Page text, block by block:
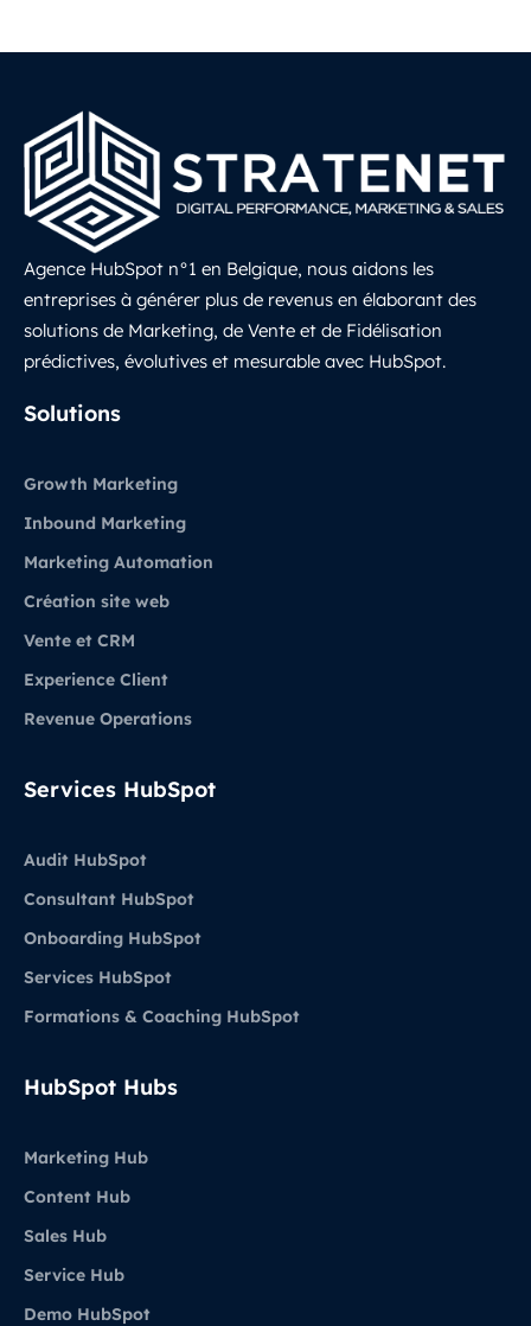
Agence HubSpot n°1 en Belgique, nous aidons les
entreprises à générer plus de revenus en élaborant des
solutions de Marketing, de Vente et de Fidélisation
prédictives, évolutives et mesurable avec HubSpot.
Solutions
Growth Marketing
Inbound Marketing
Marketing Automation
Création site web
Vente et CRM
Experience Client
Revenue Operations
Services HubSpot
Audit HubSpot
Consultant HubSpot
Onboarding HubSpot
Services HubSpot
Formations & Coaching HubSpot
HubSpot Hubs
Marketing Hub
Content Hub
Sales Hub
Service Hub
Demo HubSpot